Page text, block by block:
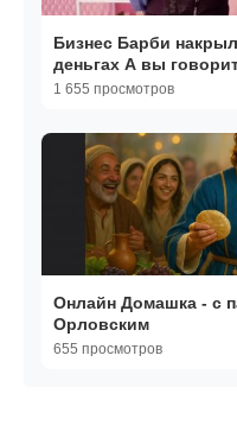
Бизнес Барби накрылся Кен в слезах️
деньгах А вы
1 655 просмотров
Онлайн Домашка - с
Орловским
655 просмотров